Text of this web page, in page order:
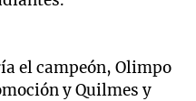
el campeón, Olimpo
y Quilmes y